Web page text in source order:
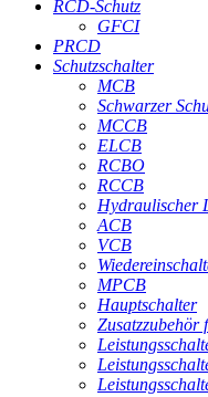
RCD-Schutz
GFCI
PRCD
Schutzschalter
MCB
Schwarzer
MCCB
ELCB
RCBO
RCCB
Hydraulischer
ACB
VCB
MPCB
Hauptschalter
Zusatzzubehör